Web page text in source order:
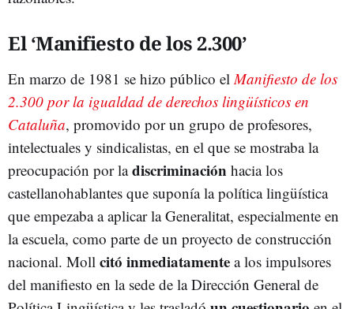
El ‘Manifiesto de los 2.300’
En marzo de 1981 se hizo público elManifiesto de los
2.300 por la igualdad de derechos lingüísticos en
Cataluña, promovido por un grupo de profesores,
intelectuales y sindicalistas, en el que se mostraba la
preocupación por ladiscriminación hacia los
castellanohablantes que suponía la política lingüística
que empezaba a aplicar la Generalitat, especialmente en
la escuela, como parte de un proyecto de construcción
nacional. Moll citó inmediatamente a los impulsores
del manifiesto en la sede de la Dirección General de